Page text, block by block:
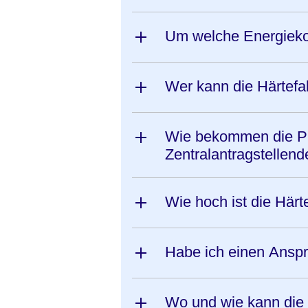
Um welche
Wer kann die
Wie bekommen die
Wie hoch ist die
Habe ich einen
Wo und wie kann